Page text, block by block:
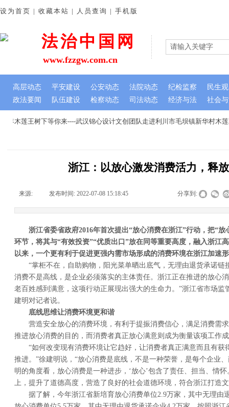
木莲王树下等你来----武汉锦心设计文创团队走进利川市毛坝镇新华村木莲
法治中国网
政法要闻 队伍建设 检察动态 司法动态 经济与法 社会
设为首页 | 收藏本站 | 人员查询 | 手机版
www.fzzgw.com.cn
高层动态 平安建设 公安动态 法院动态 纪检监察 民生
浙江：以放心激发消费活力，释
来源: 发布时间: 2022-07-08 15:18:45 分享到:
浙江省委省政府2016年首次提出“放心消费在浙江”行动，把“放
环节，将其与“有效投资”“优质出口 ”放在同等重要高度，融入浙江
以来，一个更有利于促进更强内需市场形成的消费环境在浙江加速
“掌柜不在，自助购物，阳光菜单晒出底气，无理由退货承诺链
消费不是高线，是企业必须落实的主体责任。浙江正在推进的放心
老百姓感到满意，这项行动正展现出强大的生命力。”浙江省市场监
建明对记者说。
底线思维让消费环境更和谐
营造安全放心的消费环境，有利于提振消费信心，满足消费需
推进放心消费的目的，而消费者真正放心满意则成为衡量该项工作
“如何改变现有消费环境让它趋好，让消费者真正满意而且有获
推进。”徐建明说，“放心消费是底线，不是一种荣誉，是每个企业
明的角度看，放心消费是一种进步，‘放心’包含了责任、担当、情
上，提升了道德高度，营造了良好的社会道德环境，符合浙江打造
据了解，今年浙江省新培育放心消费单位2.9万家，其中无理由